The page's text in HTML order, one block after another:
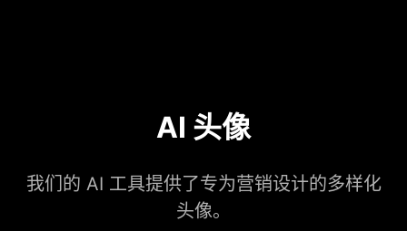
AI 头像
我们的 AI 工具提供了专为营销设计的多样化
头像。